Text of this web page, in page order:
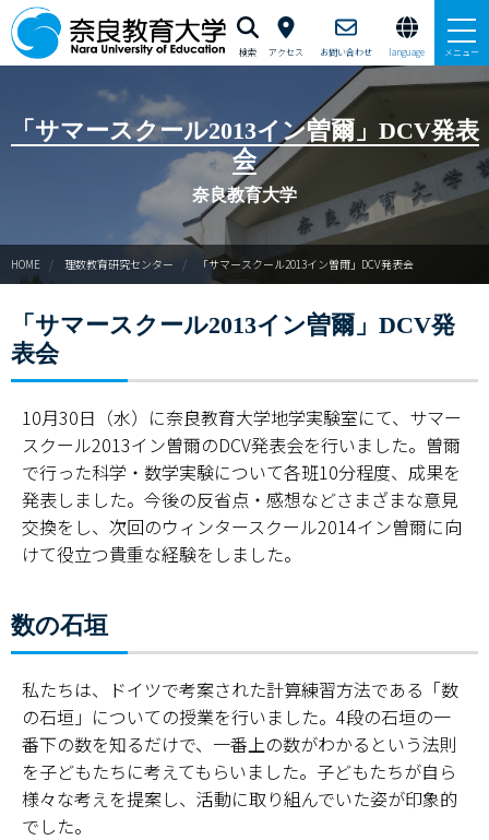
検索 アクセス お問い合わせ language メニュー
新理数ニュース
新理数プログラム（SST養成）
サマースクールイン曽爾
ウィンタースクールイン曽爾
GUTS（学力向上合宿）支援
サイエンス・スクールin五條
ならサイエンス・モール
ご寄附のお願い
奈良新聞コラム
理数教育プロジェクト
大学院理数プロジェクト
理数プロジェクト報告書
「サマースクール2013イン曽爾」DCV発表
会
奈良教育大学
HOME 理数教育研究センター 「サマースクール2013イン曽爾」DCV発表会
「サマースクール2013イン曽爾」DCV発
表会
10月30日（水）に奈良教育大学地学実験室にて、サマー
スクール2013イン曽爾のDCV発表会を行いました。曽爾
で行った科学・数学実験について各班10分程度、成果を
発表しました。今後の反省点・感想などさまざまな意見
交換をし、次回のウィンタースクール2014イン曽爾に向
けて役立つ貴重な経験をしました。
数の石垣
私たちは、ドイツで考案された計算練習方法である「数
の石垣」についての授業を行いました。4段の石垣の一
番下の数を知るだけで、一番上の数がわかるという法則
を子どもたちに考えてもらいました。子どもたちが自ら
様々な考えを提案し、活動に取り組んでいた姿が印象的
でした。